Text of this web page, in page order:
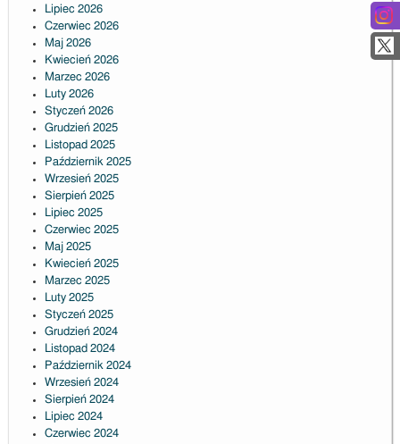
Lipiec 2026
Czerwiec 2026
Maj 2026
Kwiecień 2026
Marzec 2026
Luty 2026
Styczeń 2026
Grudzień 2025
Listopad 2025
Październik 2025
Wrzesień 2025
Sierpień 2025
Lipiec 2025
Czerwiec 2025
Maj 2025
Kwiecień 2025
Marzec 2025
Luty 2025
Styczeń 2025
Grudzień 2024
Listopad 2024
Październik 2024
Wrzesień 2024
Sierpień 2024
Lipiec 2024
Czerwiec 2024